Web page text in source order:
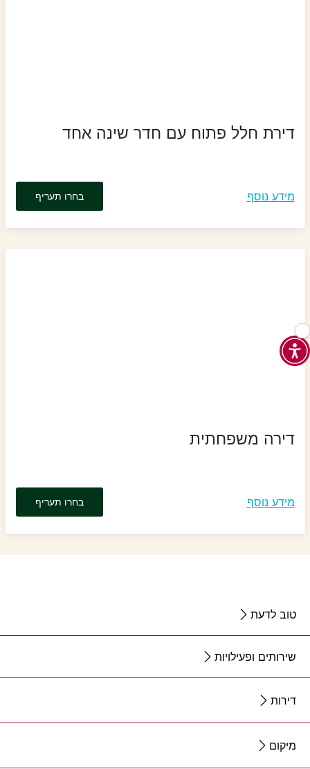
דירת חלל פתוח עם חדר שינה אחד
מידע נוסף בחרו תעריף
דירה משפחתית
מידע נוסף בחרו תעריף
טוב לדעת
שירותים ופעילויות
דירות
מיקום